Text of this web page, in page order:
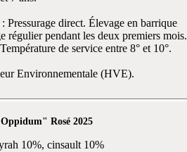
Pressurage direct. Élevage en barrique
régulier pendant les deux premiers mois.
de service entre 8° et 10°.
Environnementale (HVE).
Rosé 2025
10%, cinsault 10%